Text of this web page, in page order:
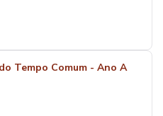
Tempo Comum - Ano A